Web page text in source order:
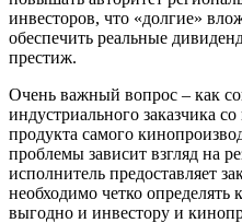
инвесторов, что «долгие»
обеспечить реальные
престиж.
Очень важный вопрос – как
индустриального заказчика
продукта самого
проблемы зависит взгляд на
исполнитель предоставляет
необходимо четко определять
выгодно и инвестору и